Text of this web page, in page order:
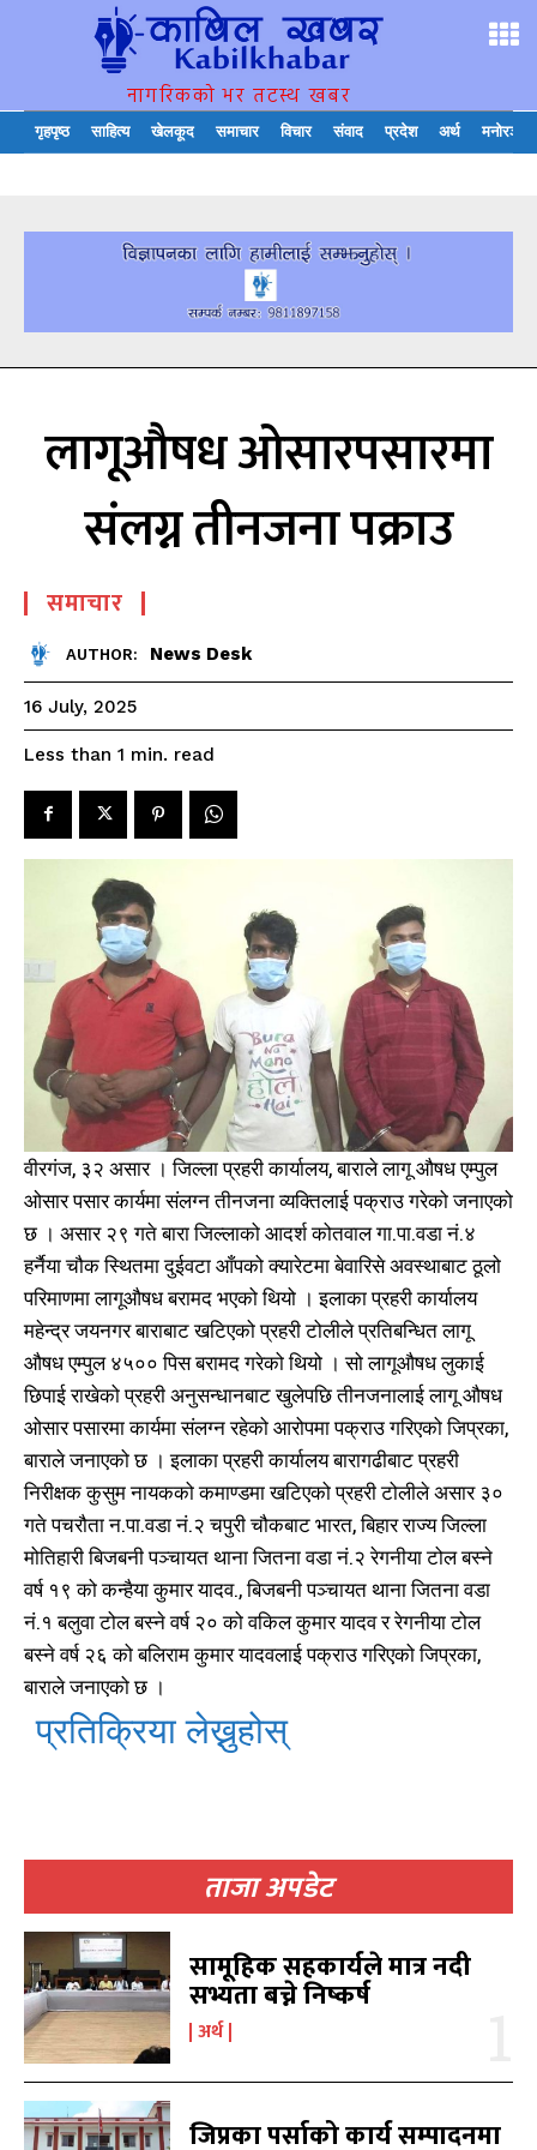
खोज्नुहोस्
काबिलखबर एफएम सुन्नुहोस
खोज्नुहोस्
काबिलखबर एफएम सुन्नुहोस
नागरिकको भर तटस्थ खबर
गृहपृष्ठ साहित्य खेलकूद समाचार विचार संवाद प्रदेश अर्थ मनोरञ्जन
ताजा अपडेट
सामूहिक सहकार्यले मात्र नदी
सभ्यता बच्ने निष्कर्ष
अर्थ
जिप्रका पर्साको कार्य सम्पादनमा
लागूऔषध ओसारपसारमा
संलग्न तीनजना पक्राउ
समाचार
AUTHOR: News Desk
16 July, 2025
Less than 1 min. read
वीरगंज, ३२ असार । जिल्ला प्रहरी कार्यालय, बाराले लागू औषध एम्पुल
ओसार पसार कार्यमा संलग्न तीनजना व्यक्तिलाई पक्राउ गरेको जनाएको
छ । असार २९ गते बारा जिल्लाको आदर्श कोतवाल गा.पा.वडा नं.४
हर्नैया चौक स्थितमा दुईवटा आँपको क्यारेटमा बेवारिसे अवस्थाबाट ठूलो
परिमाणमा लागूऔषध बरामद भएको थियो । इलाका प्रहरी कार्यालय
महेन्द्र जयनगर बाराबाट खटिएको प्रहरी टोलीले प्रतिबन्धित लागू
औषध एम्पुल ४५०० पिस बरामद गरेको थियो । सो लागूऔषध लुकाई
छिपाई राखेको प्रहरी अनुसन्धानबाट खुलेपछि तीनजनालाई लागू औषध
ओसार पसारमा कार्यमा संलग्न रहेको आरोपमा पक्राउ गरिएको जिप्रका,
बाराले जनाएको छ । इलाका प्रहरी कार्यालय बारागढीबाट प्रहरी
निरीक्षक कुसुम नायकको कमाण्डमा खटिएको प्रहरी टोलीले असार ३०
गते पचरौता न.पा.वडा नं.२ चपुरी चौकबाट भारत, बिहार राज्य जिल्ला
मोतिहारी बिजबनी पञ्चायत थाना जितना वडा नं.२ रेगनीया टोल बस्ने
वर्ष १९ को कन्हैया कुमार यादव., बिजबनी पञ्चायत थाना जितना वडा
नं.१ बलुवा टोल बस्ने वर्ष २० को वकिल कुमार यादव र रेगनीया टोल
बस्ने वर्ष २६ को बलिराम कुमार यादवलाई पक्राउ गरिएको जिप्रका,
बाराले जनाएको छ ।
प्रतिक्रिया लेख्नुहोस्